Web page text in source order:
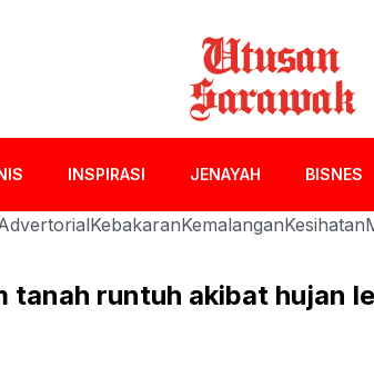
INSPIRASI JENAYAH BISNES
KebakaranKemalanganKesihatan
tanah runtuh akibat hujan